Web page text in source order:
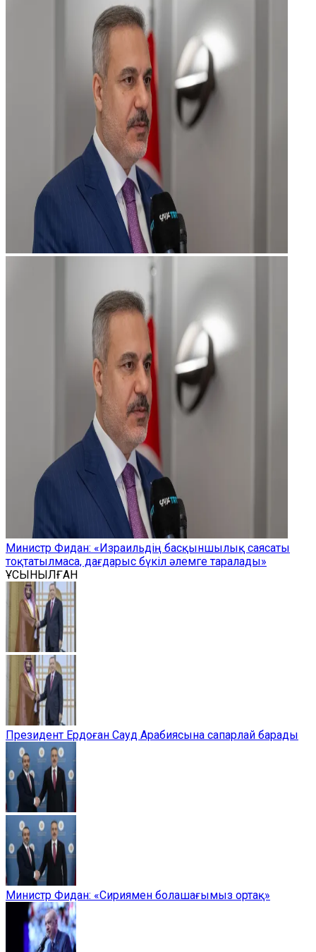
Министр Фидан: «Израильдің басқыншылық саясаты
тоқтатылмаса, дағдарыс бүкіл әлемге таралады»
ҰСЫНЫЛҒАН
Президент Ердоған Сауд Арабиясына сапарлай барады
Министр Фидан: «Сириямен болашағымыз ортақ»